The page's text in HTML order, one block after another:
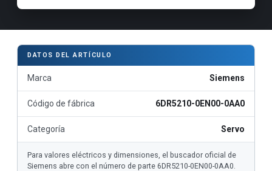
DATOS DEL ARTÍCULO
Marca Siemens
Código de fábrica 6DR5210-0EN00-0AA0
Categoría Servo
Para valores eléctricos y dimensiones, el buscador oficial de
Siemens abre con el número de parte 6DR5210-0EN00-0AA0.